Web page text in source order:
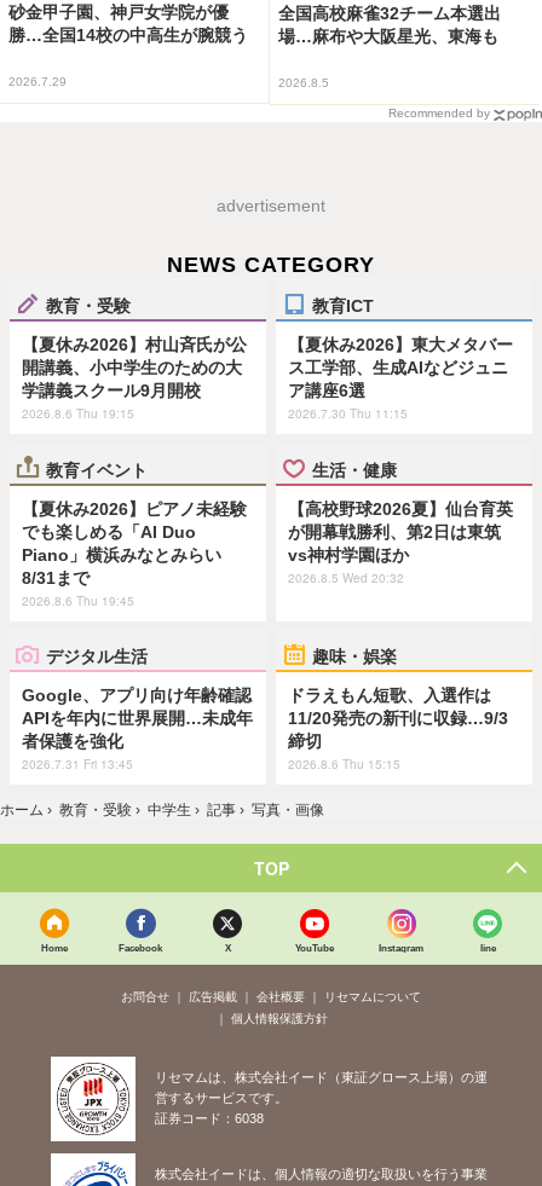
砂金甲子園、神戸女学院が優
勝…全国14校の中高生が腕競う
2026.7.29
全国高校麻雀32チーム本選出
場…麻布や大阪星光、東海も
2026.8.5
Recommended by
advertisement
NEWS CATEGORY
教育・受験
【夏休み2026】村山斉氏が公
開講義、小中学生のための大
学講義スクール9月開校
2026.8.6 Thu 19:15
教育ICT
【夏休み2026】東大メタバー
ス工学部、生成AIなどジュニ
ア講座6選
2026.7.30 Thu 11:15
教育イベント
【夏休み2026】ピアノ未経験
でも楽しめる「AI Duo
Piano」横浜みなとみらい
8/31まで
2026.8.6 Thu 19:45
生活・健康
【高校野球2026夏】仙台育英
が開幕戦勝利、第2日は東筑
vs神村学園ほか
2026.8.5 Wed 20:32
デジタル生活
Google、アプリ向け年齢確認
APIを年内に世界展開…未成年
者保護を強化
2026.7.31 Fri 13:45
趣味・娯楽
ドラえもん短歌、入選作は
11/20発売の新刊に収録…9/3
締切
2026.8.6 Thu 15:15
ホーム › 教育・受験 › 中学生 › 記事 › 写真・画像
TOP
Home Facebook X YouTube Instagram line
お問合せ 広告掲載 会社概要
リセマムについて
個人情報保護方針
リセマムは、株式会社イード（東証グロース上場）の運
営するサービスです。
証券コード：6038
株式会社イードは、個人情報の適切な取扱いを行う事業